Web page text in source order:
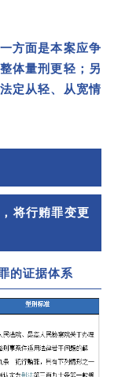
一方面是本案应争
体量刑更轻；另
定从轻、从宽情
将行贿罪变更
的证据体系